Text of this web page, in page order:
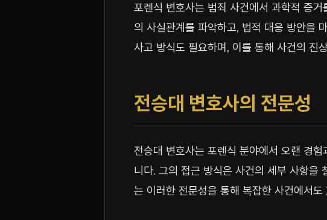
포렌식 변호사는 범죄 사건에서 과학적 증
의 사실관계를 파악하고, 법적 대응 방안을
사고 방식도 필요하며, 이를 통해 사건의 진
전승대 변호사의 전문성
전승대 변호사는 포렌식 분야에서 오랜 경
니다. 그의 접근 방식은 사건의 세부 사항을
는 이러한 전문성을 통해 복잡한 사건에서